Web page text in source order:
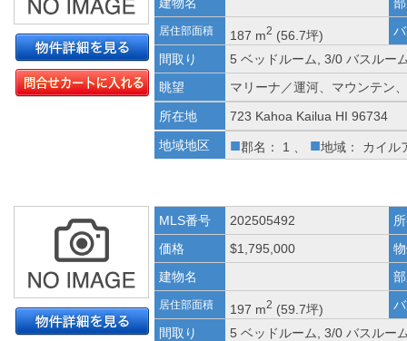
居住部面積 187 m2 (56.7坪)
間取り
5 ベッドルーム, 3/0 バスルー
眺望
マリーナ／運河、マウンテン
所在地
723 Kahoa Kailua HI 96734
地域地区
■郡名： 1 、 ■地域： カイル
MLS番号 202505492
価格
$1,795,000
建物名
居住部面積 197 m2 (59.7坪)
間取り
5 ベッドルーム, 3/0 バスルー